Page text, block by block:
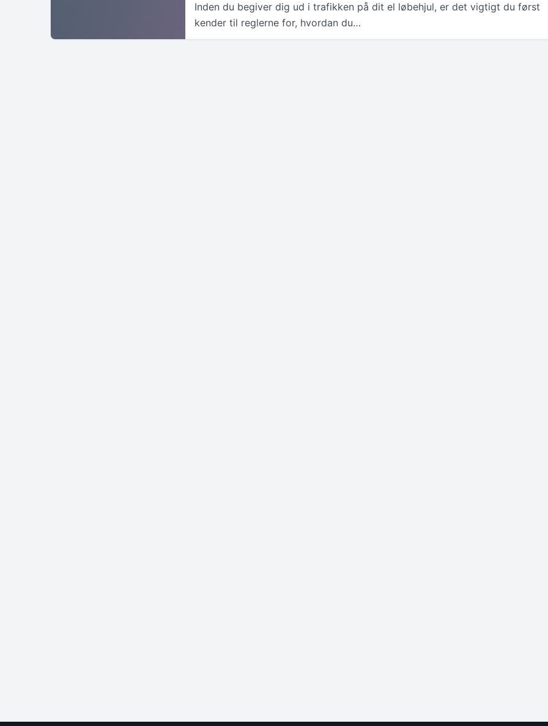
Inden du begiver dig ud i trafikken på dit el løbehjul, er det vigtigt du først
kender til reglerne for, hvordan du…